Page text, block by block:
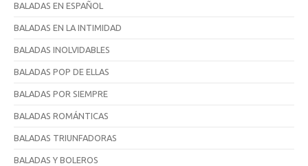
BALADAS EN ESPAÑOL
BALADAS EN LA INTIMIDAD
BALADAS INOLVIDABLES
BALADAS POP DE ELLAS
BALADAS POR SIEMPRE
BALADAS ROMÁNTICAS
BALADAS TRIUNFADORAS
BALADAS Y BOLEROS